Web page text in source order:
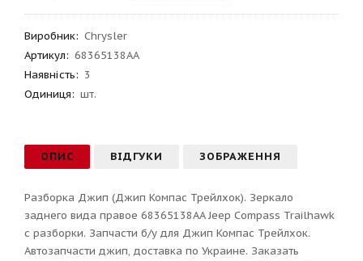
Виробник: Chrysler
Артикул: 68365138AA
Наявність: 3
Одиниця: шт.
ОПИС ВІДГУКИ ЗОБРАЖЕННЯ
Разборка Джип (Джип Компас Трейлхок). Зеркало
заднего вида правое 68365138AA Jeep Compass Trailhawk
с разборки. Запчасти б/у для Джип Компас Трейлхок.
Автозапчасти джип, доставка по Украине. Заказать